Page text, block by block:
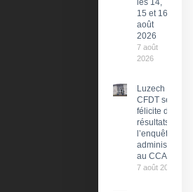
les 14,
15 et 16
août
2026
7 août
2026
Luzech : La
CFDT se
félicite des
résultats de
l’enquête
administrative
au CCAS
7 août 2026